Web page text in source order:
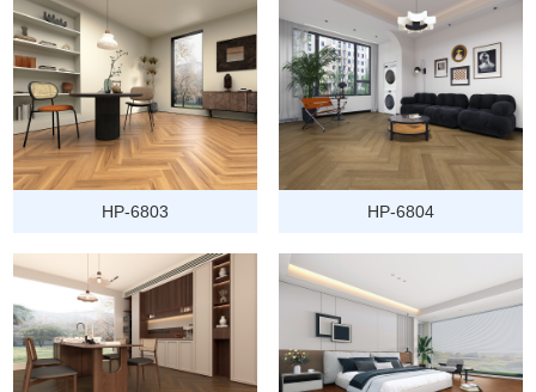
HP-6803 HP-6804